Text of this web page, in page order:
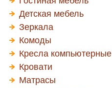
Детская мебель
Зеркала
Комоды
Кресла компьютерные
Кровати
Матрасы